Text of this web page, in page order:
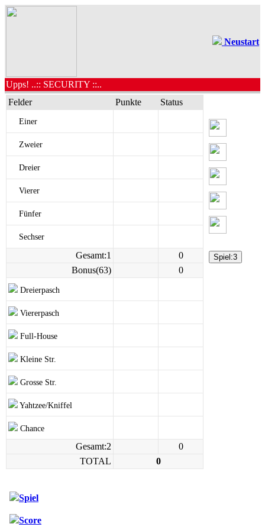
Neustart
Upps! ..:: SECURITY ::..
Felder
Punkte Status
Einer
Zweier
Dreier
Vierer
Fünfer
Sechser
Gesamt:1
0
Bonus(63)
0
Dreierpasch
Viererpasch
Full-House
Kleine Str.
Grosse Str.
Yahtzee/Kniffel
Chance
Gesamt:2
0
TOTAL
0
Spiel
Score